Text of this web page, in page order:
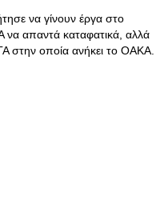
να γίνουν έργα στο
απαντά καταφατικά, αλλά
στην οποία ανήκει το ΟΑΚΑ.